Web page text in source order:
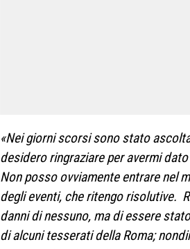
«Nei giorni scorsi sono stato
desidero ringraziare per avermi
Non posso ovviamente entrare nel
degli eventi, che ritengo risolutive.
danni di nessuno, ma di essere
di alcuni tesserati della Roma;